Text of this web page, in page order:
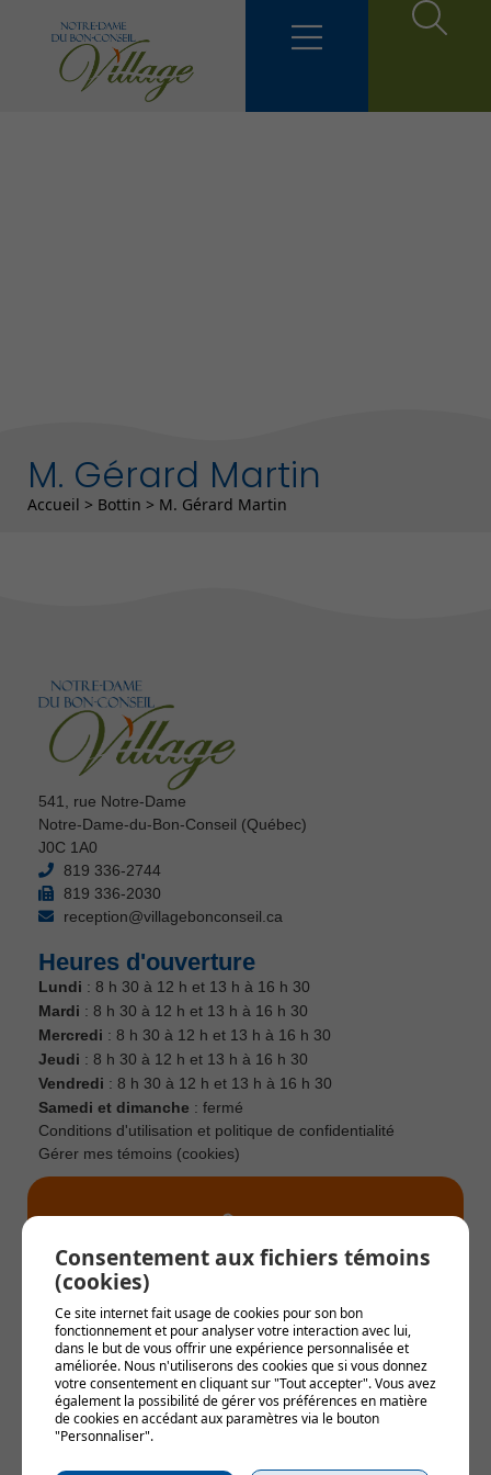
M. Gérard Martin
Fil d'Ariane
Accueil > Bottin > M. Gérard Martin
541, rue Notre-Dame
Notre-Dame-du-Bon-Conseil (Québec)
J0C 1A0
819 336-2744
819 336-2030
reception@villagebonconseil.ca
Heures d'ouverture
Lundi : 8 h 30 à 12 h et 13 h à 16 h 30
Mardi : 8 h 30 à 12 h et 13 h à 16 h 30
Mercredi : 8 h 30 à 12 h et 13 h à 16 h 30
Jeudi : 8 h 30 à 12 h et 13 h à 16 h 30
Vendredi : 8 h 30 à 12 h et 13 h à 16 h 30
Samedi et dimanche : fermé
Conditions d'utilisation et politique de confidentialité
Gérer mes témoins (cookies)
Alertes municipales
Soyez le premier informé !
S'INSCRIRE AUX ALERTES
Consentement aux fichiers témoins
(cookies)
Ce site internet fait usage de cookies pour son bon
fonctionnement et pour analyser votre interaction avec lui,
dans le but de vous offrir une expérience personnalisée et
améliorée. Nous n'utiliserons des cookies que si vous donnez
votre consentement en cliquant sur "Tout accepter". Vous avez
également la possibilité de gérer vos préférences en matière
de cookies en accédant aux paramètres via le bouton
"Personnaliser".